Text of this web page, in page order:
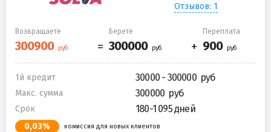
Отзывов: 1
Возвращаете Берете Переплата
1й кредит 30000 - 300000
Макс. сумма 300000
Срок 180-1 095 дней
0,03% комиссия для новых клиентов